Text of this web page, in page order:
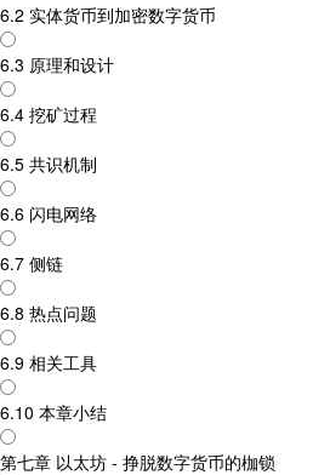
6.2 实体货币到加密数字货币
6.3 原理和设计
6.4 挖矿过程
6.5 共识机制
6.6 闪电网络
6.7 侧链
6.8 热点问题
6.9 相关工具
6.10 本章小结
第七章 以太坊 - 挣脱数字货币的枷锁